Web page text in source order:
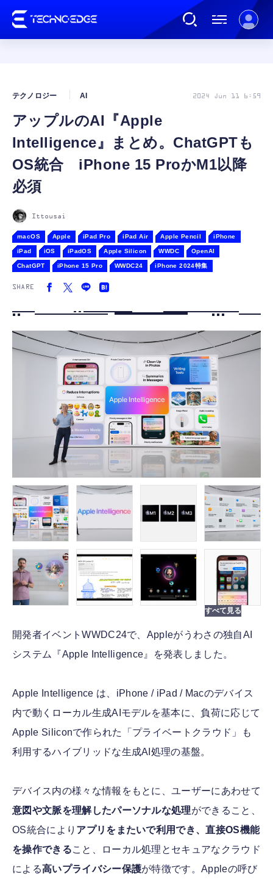
AI
ガジェット
カルチャー
公式ストア
アップルのAI『Apple
Intelligence』まとめ。ChatGPTも
OS統合 iPhone 15 ProかM1以降
必須
テクノロジー AI 2024 Jun 11 6:59
Ittousai
macOS Apple iPad Pro iPad Air Apple Pencil iPhone
iPad iOS iPadOS Apple Silicon WWDC OpenAI
ChatGPT iPhone 15 Pro WWDC24 iPhone 2024特集
SHARE
開発者イベントWWDC24で、Appleがうわさの独自AI
システム『Apple Intelligence』を発表しました。
Apple Intelligence は、iPhone / iPad / Macのデバイス
内で動くローカル生成AIモデルを基本に、負荷に応じて
Apple Siliconで作られた「プライベートクラウド」も
利用するハイブリッドな生成AI処理の基盤。
デバイス内の様々な情報をもとに、ユーザーにあわせて
意図や文脈を理解したパーソナルな処理ができること、
OS統合により アプリをまたいで利用でき、直接OS機能
を操作できること、ローカル処理とセキュアなクラウド
による高いプライバシー保護が特徴です。Appleの呼び